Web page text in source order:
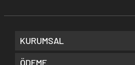
KURUMSAL
ÖDEME